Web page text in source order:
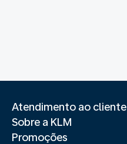
Atendimento ao cliente
Sobre a KLM
Promoções